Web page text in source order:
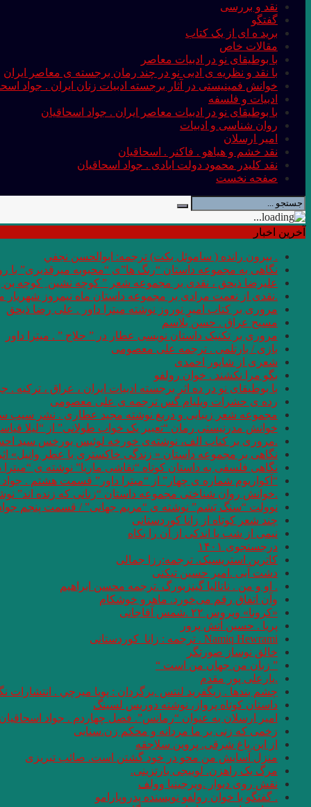
نقد و بررسی
گفتگو
برید ه ای از یک کتاب
مقالات خاص
با بوطیقای نو در ادبیات معاصر
با نقد و نظریه ی ادبی نو در چند رمان برجسته ی معاصر ایران
خوانش فمینیستی در آثار برجسته ادبیات زنان ایران . جواد
ادبیات و فلسفه
با بوطیقای نو در ادبیات معاصر ایران . جواد اسحاقیان
روان شناسی و ادبیات
امیر ارسلان
نقد خشم و هیاهو . فاکنر . اسحاقیان
نقد کلیدر محمود دولت ابادی . جواد اسحاقیان
صفحه نخست
آخرین اخبار
. بيرون رانده ( ساموئل بكت) ترجمه: ابوالحسن نجفي
نگاهی به مجموعه داستان “رنگ ها”ی “محبوبه میرقدیری” با
علیرضا ذیحق ، نقدی بر مجموعه شعر ” کوچه نشین ِ کوچه
.نقدی از نعمت مرادی بر مجموعه داستان ماه نیمروز شهریار
مروری بر کتاب امیرِِِ نوروز نوشته میترا داور . علی رضا ذیحق
مسیح عراق . حسن بلاسم
مروری بر تکنیک داستان نویسی عطار در ” حلاج ” . میترا داور
بازی / بارتلمی . ترجمه علی معصومی
شعری از شاپور احمدی
بگو مرا نکشند . خوان رولفو
با بوطیقای نو در ده اثر برجسته ادبیات ایران ، عراق ، ترکیه .
رده ى حشرات ویلیام گس ترجمه ی علی معصومی
مجموعه شعر زیبایی و دریغ نوشته مجید عطاری . نشر سیب
خوانش مدرنیستی رمان “تعبیر یک خواب طولانی” از “لیلا
.مروری بر کتاب الف، نوشته‌ی خورخه لوئیس بورخس سید
نگاهی بر مجموعه داستان « زندگی خاکستری با عطر وانیل»
نگاهی فلسفی به داستان کوتاه “نقاشی ماریا” نوشته ی
“آکواریوم شماره ی چهار” از “میترا داور” قسمت هشتم .
.خوانش روان شناختی مجموعه داستان “زنانی که زنده اند”
نوولت “سنگ یَشم” نوشته ی “مریم جهانی” / قسمت پنجم
چند شعر کوتاه از زانا کوردستانی
نيمى از شب يا اندكى از آن را بكاه
درجستجوی ۱۴۰۱
کاترین استریسیک. ترجمه:رزا جمالی
دشت آبی .امیر حسین تیکنی
. او و من . ناتالیا گینزبورگ .ترجمه محسن ابراهیم
وآن اتفاق رقم می‌خورد. ماهرو خوشکام
«کرونا» ویروس ۲۲ .شمس آقاجانی
پریا . حسین آتش پرور
Namiq Hewrami . ترجمه : زانا_کوردستانی
خالق نوساز صورتگر
” زبان من جهان من است “
.یارعلی پور مقدم
چشم بندها . زیگفرید لنتس .برگردان : پويا ميرچي . انتشارات
داستان کوتاه پرواز، نوشته دوریس لسینگ
امیر ارسلان به عنوان “رمانس”. فصل چهاردم . جواد
زخمی که زنی بر ما مردانه و محکم زن.سنایی
از این باغ شرقی. پروین سلاجقه
منزل آسایش من محو در خود گشتن است. صائب تبریزی
مرگ یک راهزن. لوییجی بارتزینی.
نقش روی دیوار .ویرجینیا وولف
. گفتگو با خوان رولفو نویسنده پدروپارامو